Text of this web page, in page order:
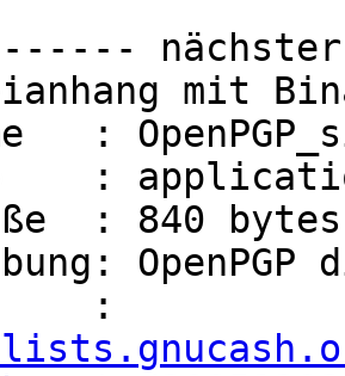
mit
:
:
: 840 bytes
: